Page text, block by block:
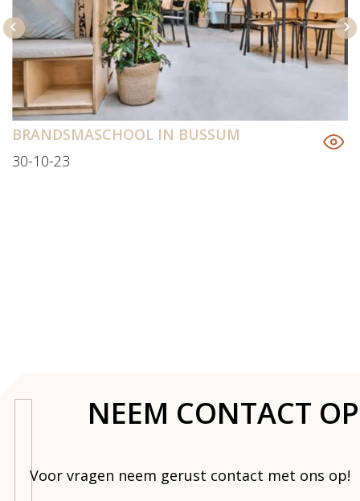
BRANDSMASCHOOL IN BUSSUM
30-10-23
NEEM CONTACT OP
Voor vragen neem gerust contact met ons op!